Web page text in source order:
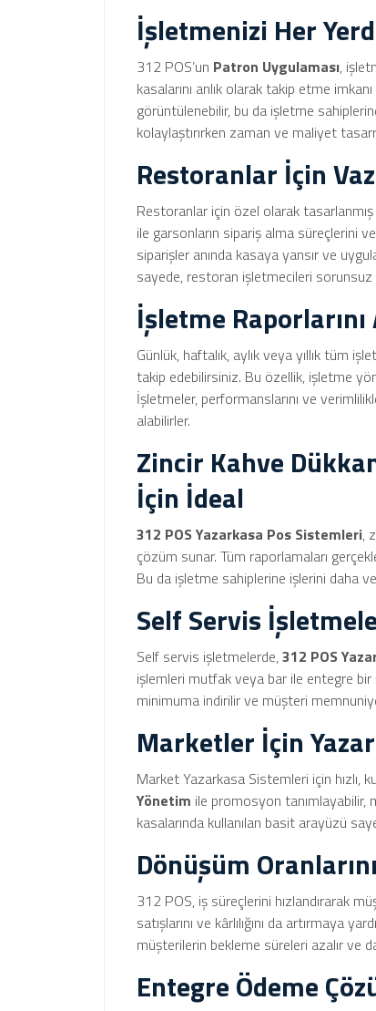
İşletmenizi Her
312 POS’un Patron Uygulaması,
kasalarını anlık olarak takip etme
görüntülenebilir, bu da işletme
kolaylaştırırken zaman ve maliyet
Restoranlar İçin
Restoranlar için özel olarak
ile garsonların sipariş alma süreçlerini
siparişler anında kasaya yansır ve
sayede, restoran işletmecileri
İşletme
Günlük, haftalık, aylık veya yıllık tüm
takip edebilirsiniz. Bu özellik, işletme
İşletmeler, performanslarını ve
alabilirler.
Zincir Kahve
İçin İdeal
312 POS Yazarkasa Pos Sistemleri,
çözüm sunar. Tüm raporlamaları
Bu da işletme sahiplerine işlerini daha
Self Servis
Self servis işletmelerde,312 POS
işlemleri mutfak veya bar ile entegre
minimuma indirilir ve müşteri
Marketler İçin
Market Yazarkasa Sistemleri için hızlı,
Yönetim ile promosyon tanımlayabilir,
kasalarında kullanılan basit arayüzü
Dönüşüm
312 POS, iş süreçlerini hızlandırarak
satışlarını ve kârlılığını da artırmaya
müşterilerin bekleme süreleri azalır ve
Entegre Ödeme